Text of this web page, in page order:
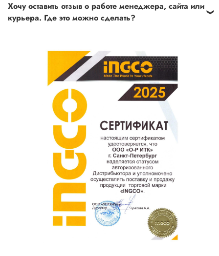
полей. Если поля заполнены корректно, то свяжитесь с
нами по телефону +7 (812) 565-32-05;
Хочу оставить отзыв о работе менеджера, сайта или
Ваш отзыв о товаре, магазине или работе продавца
поможет нам улучшать сервис и будет полезен другим
Оставить отзыв о покупке